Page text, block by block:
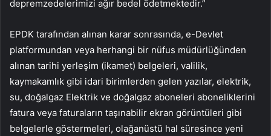
depremzedelerimizi ağır bedel ödetmektedir.”
EPDK tarafından alınan karar sonrasında, e-Devlet
platformundan veya herhangi bir nüfus müdürlüğünden
alınan tarihi yerleşim (ikamet) belgeleri, valilik,
kaymakamlık gibi idari birimlerden gelen yazılar, elektrik,
su, doğalgaz Elektrik ve doğalgaz aboneleri aboneliklerini
fatura veya faturaların taşınabilir ekran görüntüleri gibi
belgelerle göstermeleri, olağanüstü hal süresince yeni